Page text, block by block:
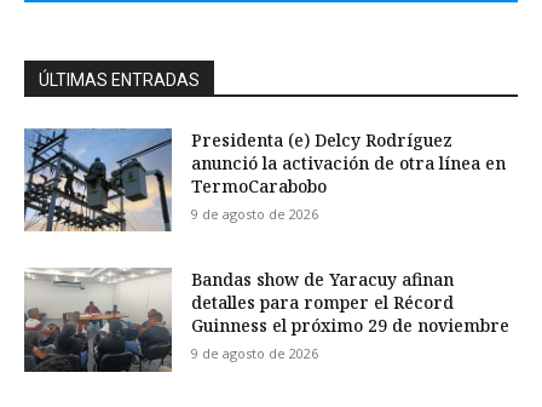
ÚLTIMAS ENTRADAS
Presidenta (e) Delcy Rodríguez
anunció la activación de otra línea en
TermoCarabobo
9 de agosto de 2026
Bandas show de Yaracuy afinan
detalles para romper el Récord
Guinness el próximo 29 de noviembre
9 de agosto de 2026